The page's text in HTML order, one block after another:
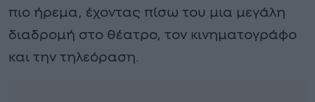
πιο ήρεμα, έχοντας πίσω του μια μεγάλη
διαδρομή στο θέατρο, τον κινηματογράφο
και την τηλεόραση.